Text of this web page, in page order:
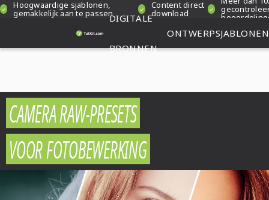
Hoogwaardige sjablonen,
gemakkelijk aan te passen
Content direct
download
DIGITALE
BRONNEN
ONTWERPSJABLONEN
CAMERA RAW-PRESETS
VOOR FOTOBEWERKING